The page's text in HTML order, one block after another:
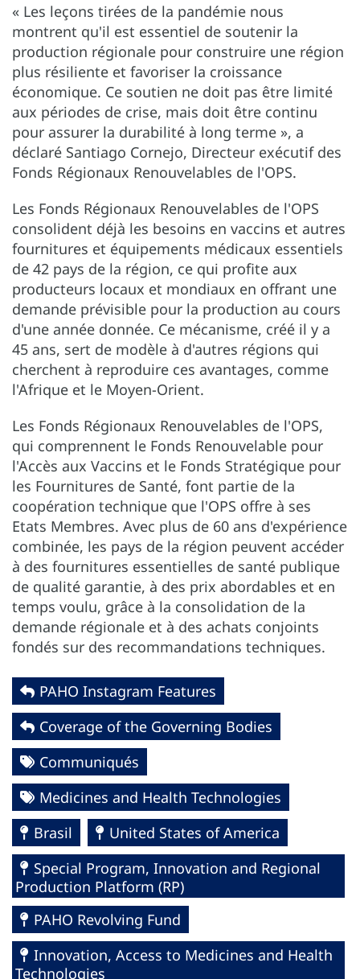
« Les leçons tirées de la pandémie nous
montrent qu'il est essentiel de soutenir la
production régionale pour construire une région
plus résiliente et favoriser la croissance
économique. Ce soutien ne doit pas être limité
aux périodes de crise, mais doit être continu
pour assurer la durabilité à long terme », a
déclaré Santiago Cornejo, Directeur exécutif des
Fonds Régionaux Renouvelables de l'OPS.
Les Fonds Régionaux Renouvelables de l'OPS
consolident déjà les besoins en vaccins et autres
fournitures et équipements médicaux essentiels
de 42 pays de la région, ce qui profite aux
producteurs locaux et mondiaux en offrant une
demande prévisible pour la production au cours
d'une année donnée. Ce mécanisme, créé il y a
45 ans, sert de modèle à d'autres régions qui
cherchent à reproduire ces avantages, comme
l'Afrique et le Moyen-Orient.
Les Fonds Régionaux Renouvelables de l'OPS,
qui comprennent le Fonds Renouvelable pour
l'Accès aux Vaccins et le Fonds Stratégique pour
les Fournitures de Santé, font partie de la
coopération technique que l'OPS offre à ses
Etats Membres. Avec plus de 60 ans d'expérience
combinée, les pays de la région peuvent accéder
à des fournitures essentielles de santé publique
de qualité garantie, à des prix abordables et en
temps voulu, grâce à la consolidation de la
demande régionale et à des achats conjoints
fondés sur des recommandations techniques.
PAHO Instagram Features
Coverage of the Governing Bodies
Communiqués
Medicines and Health Technologies
Brasil
United States of America
Special Program, Innovation and Regional
Production Platform (RP)
PAHO Revolving Fund
Innovation, Access to Medicines and Health
Technologies